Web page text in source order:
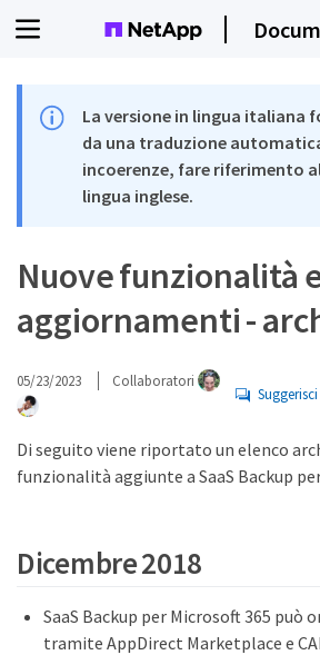
La versione in lingua italiana
da una traduzione
incoerenze, fare riferimento
lingua inglese.
Nuove funzionalità
aggiornamenti -
05/23/2023 Collaboratori
Di seguito viene riportato un elenco
funzionalità aggiunte a SaaS Backup
Dicembre 2018
SaaS Backup per Microsoft 365 può
tramite AppDirect Marketplace e